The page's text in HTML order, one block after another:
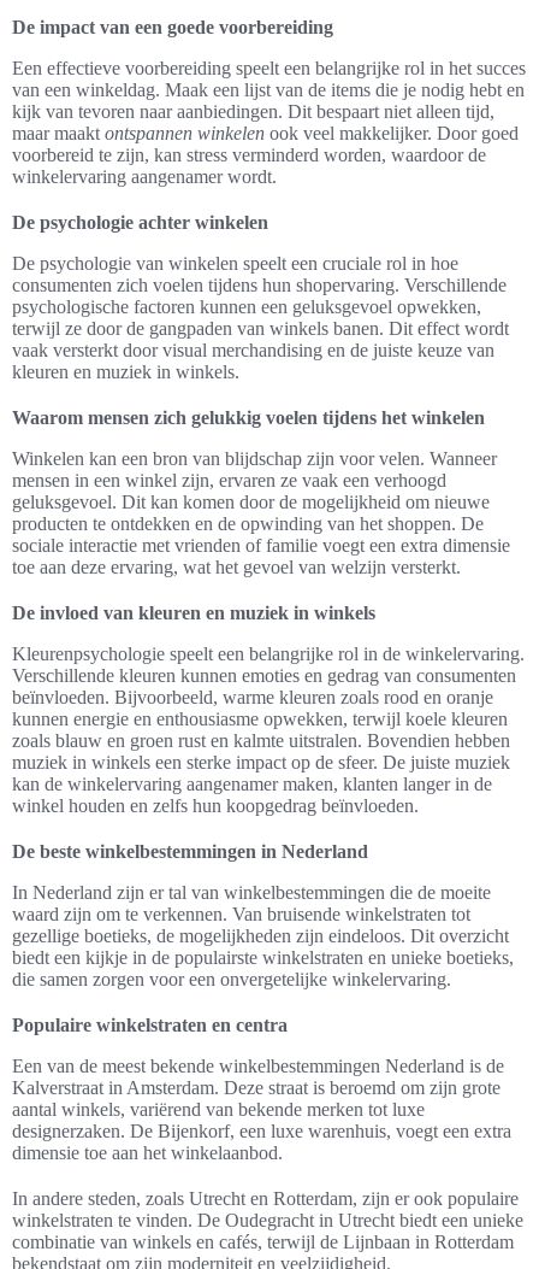
De impact van een goede voorbereiding
Een effectieve voorbereiding speelt een belangrijke rol in het succes
van een winkeldag. Maak een lijst van de items die je nodig hebt en
kijk van tevoren naar aanbiedingen. Dit bespaart niet alleen tijd,
maar maakt ontspannen winkelen ook veel makkelijker. Door goed
voorbereid te zijn, kan stress verminderd worden, waardoor de
winkelervaring aangenamer wordt.
De psychologie achter winkelen
De psychologie van winkelen speelt een cruciale rol in hoe
consumenten zich voelen tijdens hun shopervaring. Verschillende
psychologische factoren kunnen een geluksgevoel opwekken,
terwijl ze door de gangpaden van winkels banen. Dit effect wordt
vaak versterkt door visual merchandising en de juiste keuze van
kleuren en muziek in winkels.
Waarom mensen zich gelukkig voelen tijdens het winkelen
Winkelen kan een bron van blijdschap zijn voor velen. Wanneer
mensen in een winkel zijn, ervaren ze vaak een verhoogd
geluksgevoel. Dit kan komen door de mogelijkheid om nieuwe
producten te ontdekken en de opwinding van het shoppen. De
sociale interactie met vrienden of familie voegt een extra dimensie
toe aan deze ervaring, wat het gevoel van welzijn versterkt.
De invloed van kleuren en muziek in winkels
Kleurenpsychologie speelt een belangrijke rol in de winkelervaring.
Verschillende kleuren kunnen emoties en gedrag van consumenten
beïnvloeden. Bijvoorbeeld, warme kleuren zoals rood en oranje
kunnen energie en enthousiasme opwekken, terwijl koele kleuren
zoals blauw en groen rust en kalmte uitstralen. Bovendien hebben
muziek in winkels een sterke impact op de sfeer. De juiste muziek
kan de winkelervaring aangenamer maken, klanten langer in de
winkel houden en zelfs hun koopgedrag beïnvloeden.
De beste winkelbestemmingen in Nederland
In Nederland zijn er tal van winkelbestemmingen die de moeite
waard zijn om te verkennen. Van bruisende winkelstraten tot
gezellige boetieks, de mogelijkheden zijn eindeloos. Dit overzicht
biedt een kijkje in de populairste winkelstraten en unieke boetieks,
die samen zorgen voor een onvergetelijke winkelervaring.
Populaire winkelstraten en centra
Een van de meest bekende winkelbestemmingen Nederland is de
Kalverstraat in Amsterdam. Deze straat is beroemd om zijn grote
aantal winkels, variërend van bekende merken tot luxe
designerzaken. De Bijenkorf, een luxe warenhuis, voegt een extra
dimensie toe aan het winkelaanbod.
In andere steden, zoals Utrecht en Rotterdam, zijn er ook populaire
winkelstraten te vinden. De Oudegracht in Utrecht biedt een unieke
combinatie van winkels en cafés, terwijl de Lijnbaan in Rotterdam
bekendstaat om zijn moderniteit en veelzijdigheid.